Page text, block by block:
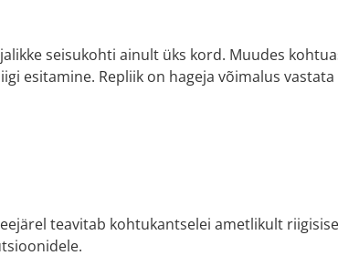
seisukohti ainult üks kord. Muudes
esitamine. Repliik on hageja võimalus
teavitab kohtukantselei ametlikult